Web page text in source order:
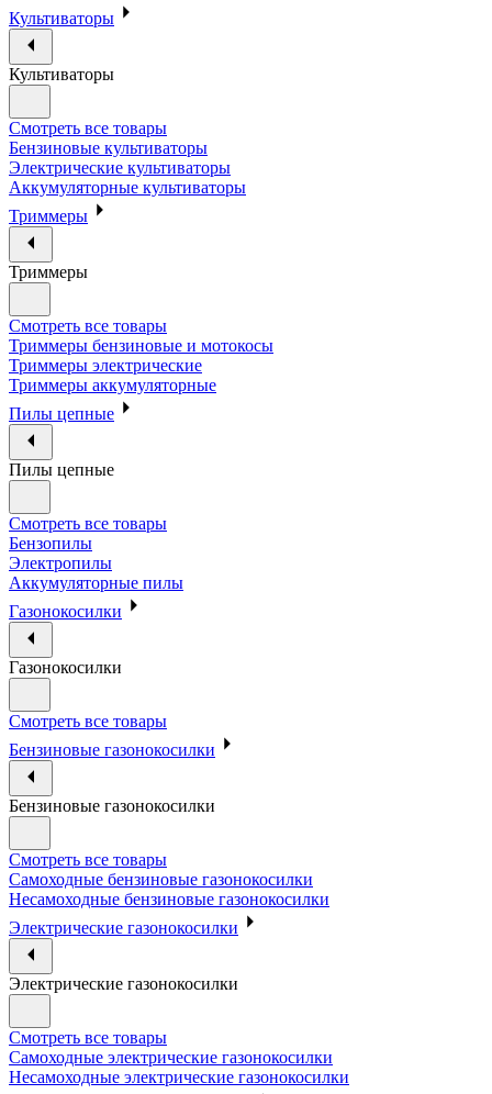
Культиваторы
Культиваторы
Смотреть все товары
Бензиновые культиваторы
Электрические культиваторы
Аккумуляторные культиваторы
Триммеры
Триммеры
Смотреть все товары
Триммеры бензиновые и мотокосы
Триммеры электрические
Триммеры аккумуляторные
Пилы цепные
Пилы цепные
Смотреть все товары
Бензопилы
Электропилы
Аккумуляторные пилы
Газонокосилки
Газонокосилки
Смотреть все товары
Бензиновые газонокосилки
Бензиновые газонокосилки
Смотреть все товары
Самоходные бензиновые газонокосилки
Несамоходные бензиновые газонокосилки
Электрические газонокосилки
Электрические газонокосилки
Смотреть все товары
Самоходные электрические газонокосилки
Несамоходные электрические газонокосилки